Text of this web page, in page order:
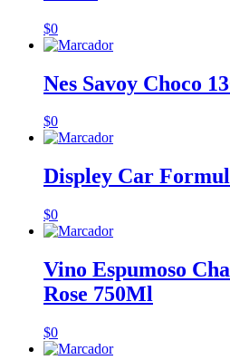
$0
Nes Savoy Choco
$0
Displey Car
$0
Vino Espumoso
Rose 750Ml
$0